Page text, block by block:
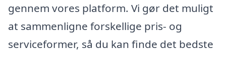
gennem vores platform. Vi gør det muligt
at sammenligne forskellige pris- og
serviceformer, så du kan finde det bedste